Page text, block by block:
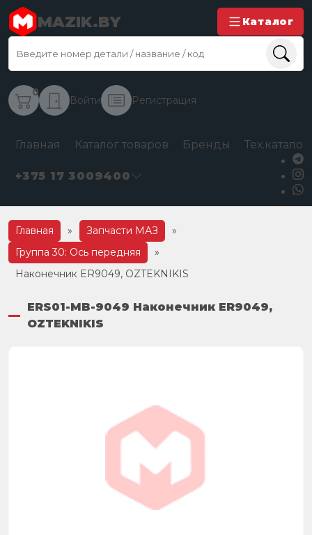
MAZIK.BY Каталог
0
Войти Регистрация
Главная Каталог товаров Бренды
+375 17 3009400
Главная » Запчасти МАЗ
»
Группа 30: Ось передняя
»
Наконечник ER9049, OZTEKNIKIS
ERS01-MB-9049 Наконечник ER9049,
OZTEKNIKIS